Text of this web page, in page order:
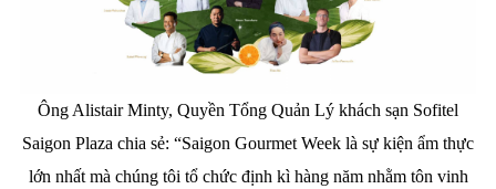
Ông Alistair Minty, Quyền Tổng Quản Lý khách sạn Sofitel
Saigon Plaza chia sẻ: “Saigon Gourmet Week là sự kiện ẩm thực
lớn nhất mà chúng tôi tổ chức định kì hàng năm nhằm tôn vinh